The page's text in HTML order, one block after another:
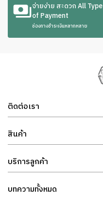
จ่ายง่าย สะดวก All Type
of Payment
ช่องทางชำระเงินหลากหลาย
ติดต่อเรา
สินค้า
บริการลูกค้า
บทความทั้งหมด